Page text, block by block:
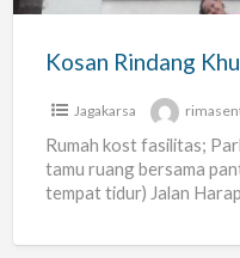
Jagakarsa
Rumah kost fasilitas;
tamu ruang bersama
tempat tidur) Jalan